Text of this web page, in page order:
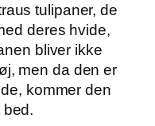
tulipaner, de
deres hvide,
bliver ikke
men da den er
kommer den
bed.